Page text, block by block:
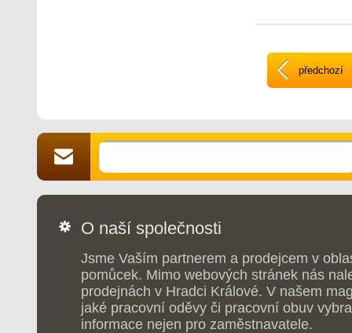
předchozí
O naší společnosti
Jsme Vaším partnerem a prodejcem v
pomůcek. Mimo webových stránek nás
prodejnách v Hradci Králové. V našem
jaké pracovní oděvy či pracovní obuv
informace nejen pro zaměstnavatele.